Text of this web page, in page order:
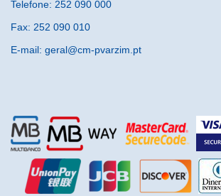
Telefone: 252 090 000
Fax: 252 090 010
E-mail: geral@cm-pvarzim.pt